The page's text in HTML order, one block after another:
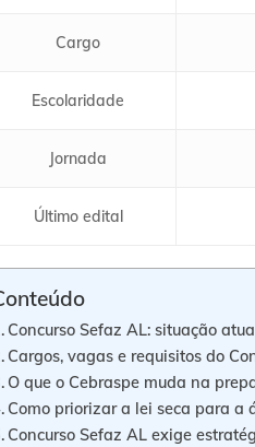
Cargo
Escolaridade
Jornada
Último edital
Concurso Sefaz AL: situação
Cargos, vagas e requisitos do
O que o Cebraspe muda na
Como priorizar a lei seca para a
Concurso Sefaz AL exige